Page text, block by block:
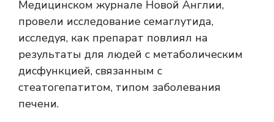
Медицинском журнале Новой Англии,
провели исследование семаглутида,
исследуя, как препарат повлиял на
результаты для людей с метаболическим
дисфункцией, связанным с
стеатогепатитом, типом заболевания
печени.